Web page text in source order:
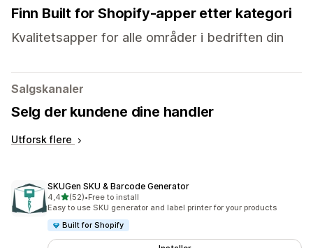
Finn Built for Shopify-apper etter kategori
Kvalitetsapper for alle områder i bedriften din
Salgskanaler
Selg der kundene dine handler
Utforsk flere
SKUGen SKU & Barcode Generator
4,4av 5 stjerner
(52)
Totalt 52 omtaler
•Free to install
Easy to use SKU generator and label printer for your products
Built for Shopify